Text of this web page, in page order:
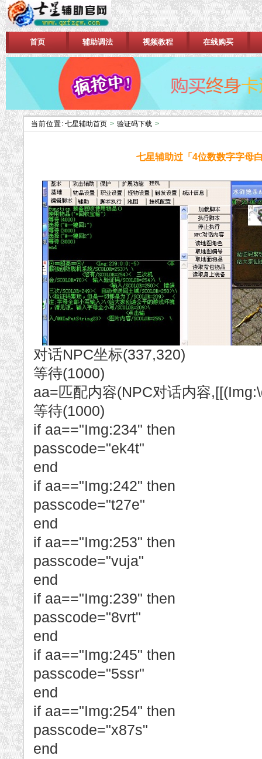
首页 辅助调法 视频教程 在线购买
当前位置: 七星辅助首页 > 验证码下载 >
七星辅助过「4位数数字字母
对话NPC坐标(337,320)
等待(1000)
aa=匹配内容(NPC对话内容
等待(1000)
if aa=="Img:234" then
passcode="ek4t"
end
if aa=="Img:242" then
passcode="t27e"
end
if aa=="Img:253" then
passcode="vuja"
end
if aa=="Img:239" then
passcode="8vrt"
end
if aa=="Img:245" then
passcode="5ssr"
end
if aa=="Img:254" then
passcode="x87s"
end